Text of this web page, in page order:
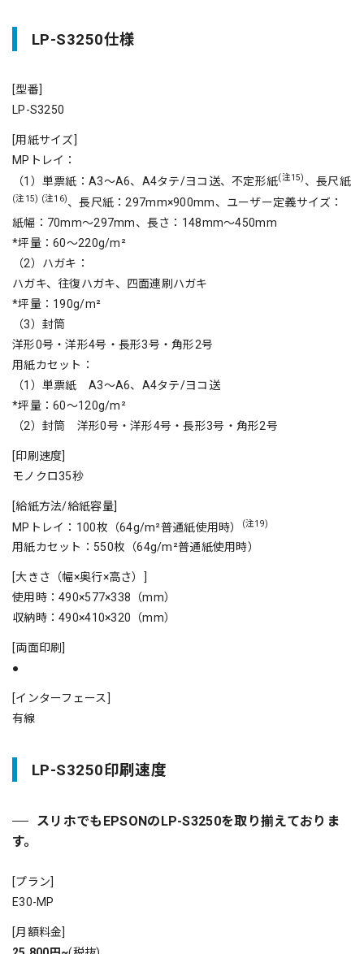
LP-S3250仕様
[型番]
LP-S3250
[用紙サイズ]
MPトレイ：
（1）単票紙：A3～A6、A4タテ/ヨコ送、不定形紙(注15) 、長尺紙
(注15) (注16)、長尺紙：297mm×900mm、ユーザー定義サイズ：
紙幅：70mm～297mm、長さ：148mm～450mm
*坪量：60～220g/m²
（2）ハガキ：
ハガキ、往復ハガキ、四面連刷ハガキ
*坪量：190g/m²
（3）封筒
洋形0号・洋形4号・長形3号・角形2号
用紙カセット：
（1）単票紙 A3～A6、A4タテ/ヨコ送
*坪量：60～120g/m²
（2）封筒 洋形0号・洋形4号・長形3号・角形2号
[印刷速度]
モノクロ35秒
[給紙方法/給紙容量]
MPトレイ：100枚（64g/m²普通紙使用時）
(注19)
用紙カセット：550枚（64g/m²普通紙使用時）
[大きさ（幅×奥行×高さ）]
使用時：490×577×338（mm）
収納時：490×410×320（mm）
[両面印刷]
●
[インターフェース]
有線
LP-S3250印刷速度
スリホでもEPSONのLP-S3250を取り揃えておりま
す。
[プラン]
E30-MP
[月額料金]